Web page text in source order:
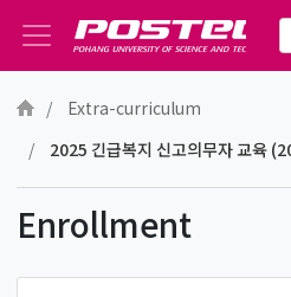
Extra-curriculum
2025 긴급복지 신고의무자 교육
Enrollment